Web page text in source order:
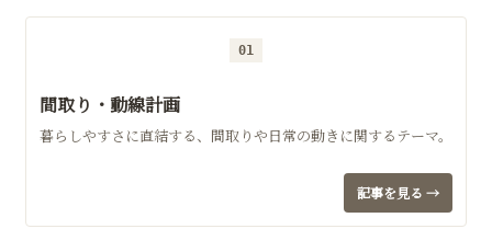
01
間取り・動線計画
暮らしやすさに直結する、間取りや日常の動きに関するテーマ。
記事を見る →